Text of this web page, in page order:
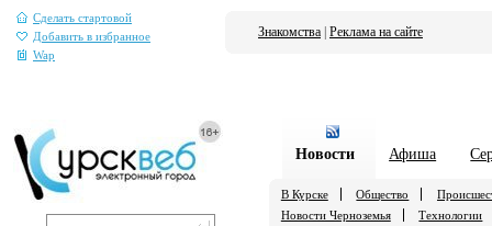
Сделать стартовой
Добавить в избранное
Wap
Знакомства Реклама на сайте
Новости Афиша
В Курске Общество
Новости Черноземья
Технологии